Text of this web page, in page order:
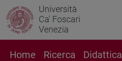
Università
Ca' Foscari
Venezia
Home Ricerca Didattica